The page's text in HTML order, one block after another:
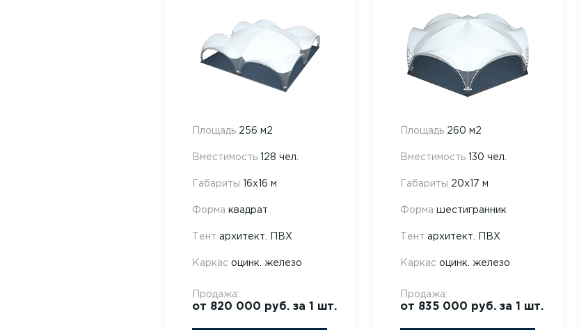
Площадь256 м2
Вместимость128 чел.
Габариты 16х16 м
Форма квадрат
Тент архитект. ПВХ
Каркасоцинк. железо
Продажа:
от 820 000 руб. за 1 шт.
Площадь260 м2
Вместимость130 чел.
Габариты 20х17 м
Форма шестигранник
Тент архитект. ПВХ
Каркасоцинк. железо
Продажа:
от 835 000 руб. за 1 шт.